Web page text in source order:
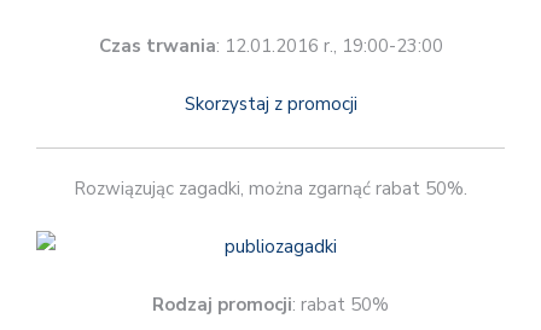
Czas trwania: 12.01.2016 r., 19:00-23:00
Skorzystaj z promocji
Rozwiązując zagadki, można zgarnąć rabat 50%.
Rodzaj promocji: rabat 50%